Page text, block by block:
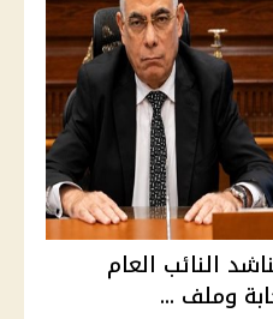
الـ4% تناشد النائب العام
وملف ...